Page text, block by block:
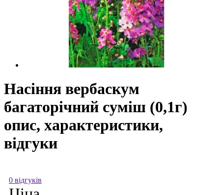
Насіння вербаскум
багаторічний суміш (0,1г)
опис, характеристики,
відгуки
0 відгуків